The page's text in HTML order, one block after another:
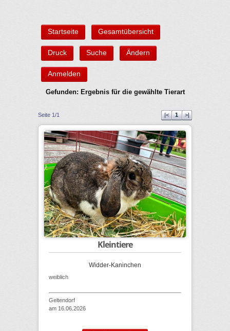
Startseite Gesamtübersicht
Druck Suche Ändern
Anmelden
Gefunden: Ergebnis für die gewählte Tierart
Seite 1/1 |< 1 >|
Kleintiere
Widder-Kaninchen
weiblich
Geltendorf
am 16.06.2026